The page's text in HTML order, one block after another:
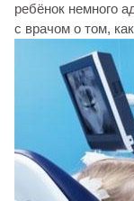
ребёнок немного
с врачом о том,